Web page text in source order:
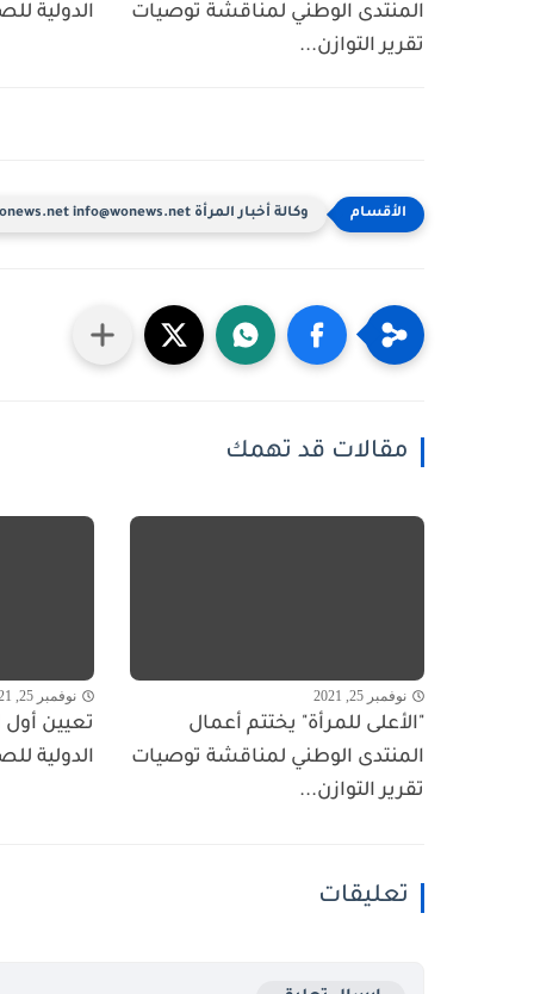
المنتدى الوطني لمناقشة توصيات
تقرير التوازن...
الدولية
وكالة أخبار المرأة www.wonews.net info@wonews.net
مقالات قد تهمك
نوفمبر 25, 2021
"الأعلى للمرأة" يختتم أعمال
المنتدى الوطني لمناقشة توصيات
تقرير التوازن...
نوفمبر 25, 2021
تعيين أول
الدولية
تعليقات